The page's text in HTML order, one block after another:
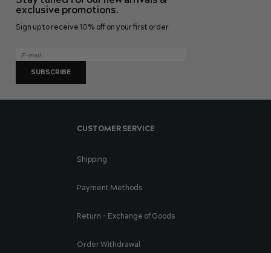
CUSTOMER SERVICE
Shipping
Payment Methods
Return - Exchange of Goods
Order Withdrawal
exclusive promotions.
Sign up to receive 10% off on your first order
SUBSCRIBE